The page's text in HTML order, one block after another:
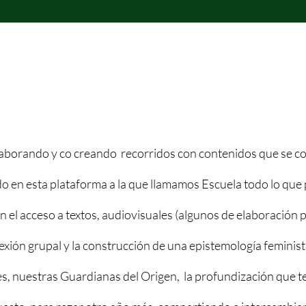
y co creando recorridos con contenidos que se
en esta plataforma a la que llamamos Escuela todo lo
el acceso a textos, audiovisuales (algunos de elaboración
grupal y la construcción de una epistemología
nuestras Guardianas del Origen, la profundización que